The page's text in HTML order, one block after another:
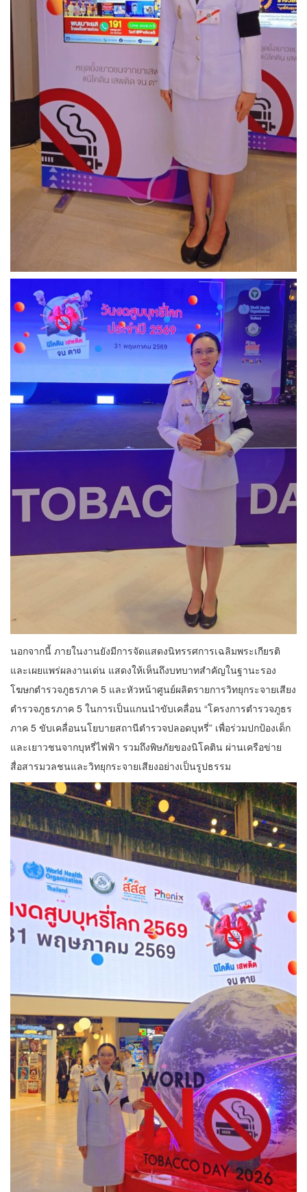
นอกจากนี้ ภายในงานยังมีการจัดแสดงนิทรรศการเฉลิมพระเกียรติ
และเผยแพร่ผลงานเด่น แสดงให้เห็นถึงบทบาทสำคัญในฐานะรอง
โฆษกตำรวจภูธรภาค 5 และหัวหน้าศูนย์ผลิตรายการวิทยุกระจายเสียง
ตำรวจภูธรภาค 5 ในการเป็นแกนนำขับเคลื่อน “โครงการตำรวจภูธร
ภาค 5 ขับเคลื่อนนโยบายสถานีตำรวจปลอดบุหรี่” เพื่อร่วมปกป้องเด็ก
และเยาวชนจากบุหรี่ไฟฟ้า รวมถึงพิษภัยของนิโคติน ผ่านเครือข่าย
สื่อสารมวลชนและวิทยุกระจายเสียงอย่างเป็นรูปธรรม